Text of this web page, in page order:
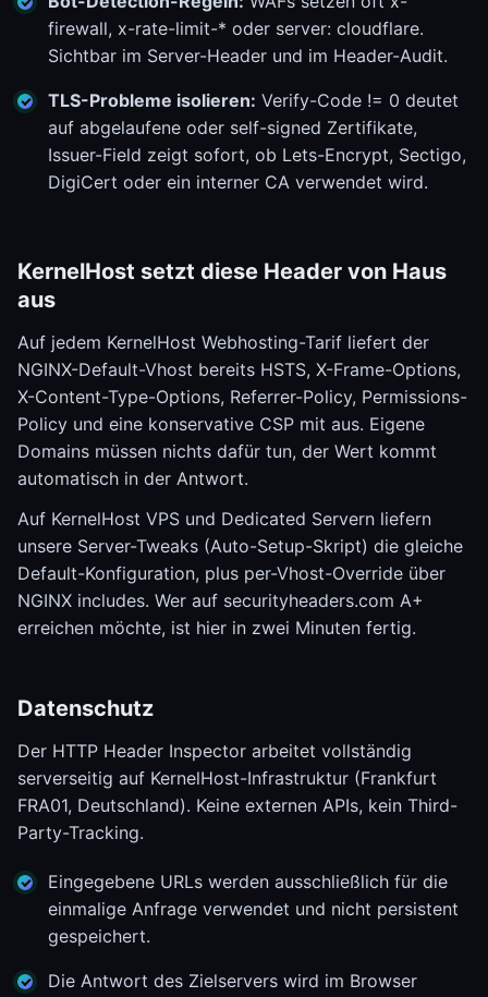
firewall, x-rate-limit-* oder server: cloudflare.
Sichtbar im Server-Header und im Header-Audit.
TLS-Probleme isolieren: Verify-Code != 0 deutet
auf abgelaufene oder self-signed Zertifikate,
Issuer-Field zeigt sofort, ob Lets-Encrypt, Sectigo,
DigiCert oder ein interner CA verwendet wird.
KernelHost setzt diese Header von Haus
aus
Auf jedem KernelHost Webhosting-Tarif liefert der
NGINX-Default-Vhost bereits HSTS, X-Frame-Options,
X-Content-Type-Options, Referrer-Policy, Permissions-
Policy und eine konservative CSP mit aus. Eigene
Domains müssen nichts dafür tun, der Wert kommt
automatisch in der Antwort.
Auf KernelHost VPS und Dedicated Servern liefern
unsere Server-Tweaks (Auto-Setup-Skript) die gleiche
Default-Konfiguration, plus per-Vhost-Override über
NGINX includes. Wer auf securityheaders.com A+
erreichen möchte, ist hier in zwei Minuten fertig.
Datenschutz
Der HTTP Header Inspector arbeitet vollständig
serverseitig auf KernelHost-Infrastruktur (Frankfurt
FRA01, Deutschland). Keine externen APIs, kein Third-
Party-Tracking.
Eingegebene URLs werden ausschließlich für die
einmalige Anfrage verwendet und nicht persistent
gespeichert.
Die Antwort des Zielservers wird im Browser